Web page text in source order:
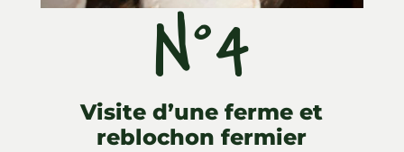
N°4
ll
Visite d’une ferme et
reblochon fermier